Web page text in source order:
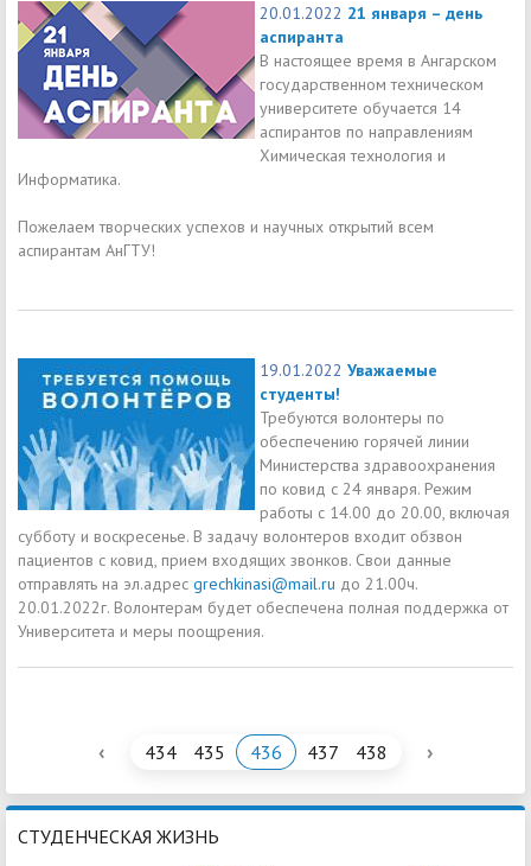
20.01.2022 21 января – день
аспиранта
В настоящее время в Ангарском
государственном техническом
университете обучается 14
аспирантов по направлениям
Химическая технология и
Информатика.
Пожелаем творческих успехов и научных открытий всем
аспирантам АнГТУ!
19.01.2022 Уважаемые
студенты!
Требуются волонтеры по
обеспечению горячей линии
Министерства здравоохранения
по ковид с 24 января. Режим
работы с 14.00 до 20.00, включая
субботу и воскресенье. В задачу волонтеров входит обзвон
пациентов с ковид, прием входящих звонков. Свои данные
отправлять на эл.адрес grechkinasi@mail.ru до 21.00ч.
20.01.2022г. Волонтерам будет обеспечена полная поддержка от
Университета и меры поощрения.
‹ 434 435 436 437 438 ›
СТУДЕНЧЕСКАЯ ЖИЗНЬ